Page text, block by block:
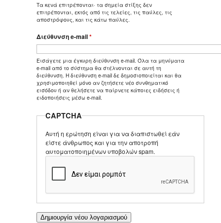
Τα κενά επιτρέπονται· τα σημεία στίξης δεν
επιτρέπονται, εκτός από τις τελείες, τις παύλες, τις
αποστρόφους, και τις κάτω παύλες.
Διεύθυνση e-mail*
Εισάγετε μια έγκυρη διεύθυνση e-mail. Όλα τα μηνύματα
e-mail από το σύστημα θα στέλνονται σε αυτή τη
διεύθυνση. Η διεύθυνση e-mail δε δημοσιοποιείται και θα
χρησιμοποιηθεί μόνο αν ζητήσετε νέο συνθηματικό
εισόδου ή αν θελήσετε να παίρνετε κάποιες ειδήσεις ή
ειδοποιήσεις μέσω e-mail.
CAPTCHA
Αυτή η ερώτηση είναι για να διαπιστωθεί εάν
είστε άνθρωπος και για την αποτροπή
αυτοματοποιημένων υποβολών spam.